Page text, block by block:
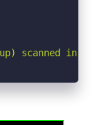
scanned in